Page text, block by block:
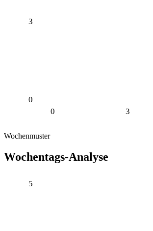
0
3
0 3
Wochenmuster
Wochentags-Analyse
5